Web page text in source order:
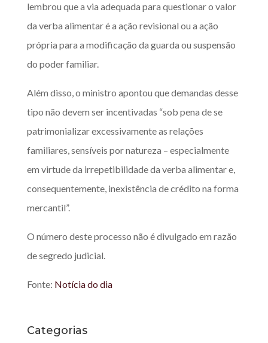
lembrou que a via adequada para questionar o valor
da verba alimentar é a ação revisional ou a ação
própria para a modificação da guarda ou suspensão
do poder familiar.
Além disso, o ministro apontou que demandas desse
tipo não devem ser incentivadas “sob pena de se
patrimonializar excessivamente as relações
familiares, sensíveis por natureza – especialmente
em virtude da irrepetibilidade da verba alimentar e,
consequentemente, inexistência de crédito na forma
mercantil”.
O número deste processo não é divulgado em razão
de segredo judicial.
Fonte: Notícia do dia
Categorias